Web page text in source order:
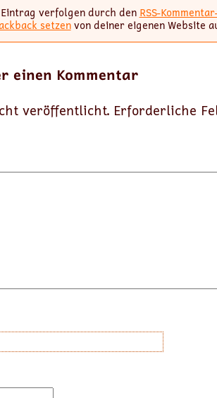
verfolgen durch den RSS-
setzenvon deiner eigenen Website
einen Kommentar
veröffentlicht. Erforderliche